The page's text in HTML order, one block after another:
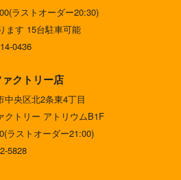
ラストオーダー20:30)
ます 15台駐車可能
0436
ァクトリー店
中央区北2条東4丁目
クトリー アトリウムB1F
ラストオーダー21:00)
5828